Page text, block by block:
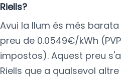
Riells?
Avui la llum és més barata
preu de 0.0549€/kWh
impostos). Aquest preu
Riells que a qualsevol